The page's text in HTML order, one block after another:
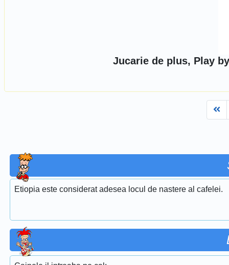
Jucarie de plus, Play
Etiopia este considerat adesea locul de nastere al cafelei.